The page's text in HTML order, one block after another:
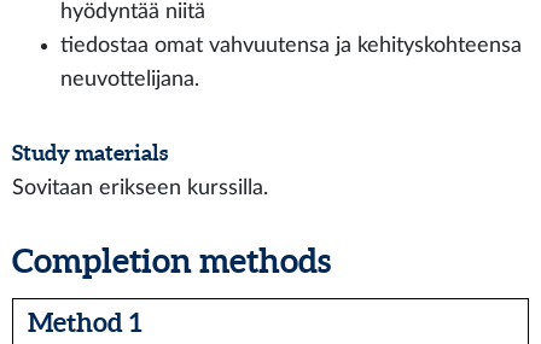
hyödyntää niitä
tiedostaa omat vahvuutensa ja kehityskohteensa
neuvottelijana.
Study materials
Sovitaan erikseen kurssilla.
Completion methods
Method 1